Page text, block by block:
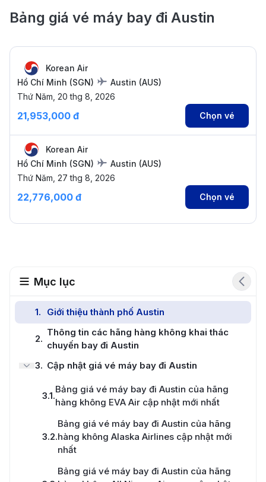
Bảng giá vé máy bay đi Austin
Korean Air
Hồ Chí Minh (SGN) Austin (AUS)
Thứ Năm, 20 thg 8, 2026
21,953,000 đ Chọn vé
Korean Air
Hồ Chí Minh (SGN) Austin (AUS)
Thứ Năm, 27 thg 8, 2026
22,776,000 đ Chọn vé
Mục lục
1. Giới thiệu thành phố Austin
2.
Thông tin các hãng hàng không khai thác
chuyến bay đi Austin
3. Cập nhật giá vé máy bay đi Austin
3.1.
Bảng giá vé máy bay đi Austin của hãng
hàng không EVA Air cập nhật mới nhất
3.2.
Bảng giá vé máy bay đi Austin của hãng
hàng không Alaska Airlines cập nhật mới
nhất
Bảng giá vé máy bay đi Austin của hãng